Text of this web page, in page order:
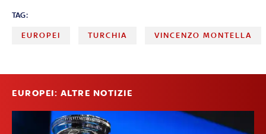
TAG:
EUROPEI TURCHIA VINCENZO MONTELLA
EUROPEI: ALTRE NOTIZIE